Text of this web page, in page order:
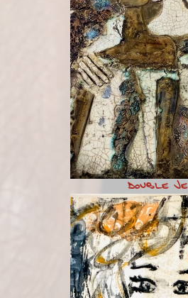
Double Je